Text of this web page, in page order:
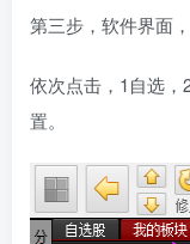
第三步，软件界面，
依次点击，1自选
置。